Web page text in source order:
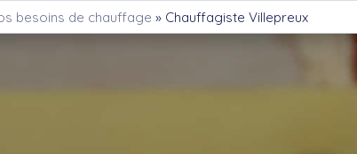
besoins de chauffage » Chauffagiste Villepreux